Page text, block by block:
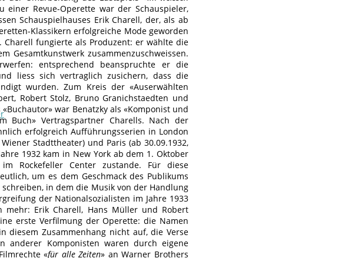
Revue-Operette war der Schauspieler,
Schauspielhauses Erik Charell, der, als ab
Klassikern erfolgreiche Mode geworden
fungierte als Produzent: er wählte die
Gesamtkunstwerk zusammenzuschweissen.
entsprechend beanspruchte er die
liess sich vertraglich zusichern, dass die
wurden. Zum Kreis der «Auserwählten
Robert Stolz, Bruno Granichstaedten und
war Benatzky als «Komponist und
Buch» Vertragspartner Charells. Nach der
erfolgreich Aufführungsserien in London
Stadttheater) und Paris (ab 30.09.1932,
1932 kam in New York ab dem 1. Oktober
Rockefeller Center zustande. Für diese
um es dem Geschmack des Publikums
in dem die Musik von der Handlung
der Nationalsozialisten im Jahre 1933
mehr: Erik Charell, Hans Müller und Robert
erste Verfilmung der Operette: die Namen
diesem Zusammenhang nicht auf, die Verse
anderer Komponisten waren durch eigene
«für alle Zeiten» an Warner Brothers